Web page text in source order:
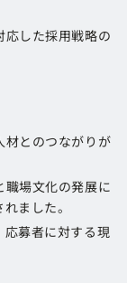
応した採用戦略の
材とのつながりが
職場文化の発展に
ました。
応募者に対する現